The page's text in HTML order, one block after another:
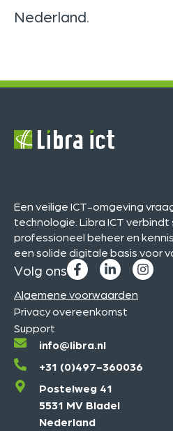
Nederland.
Een veilige ICT-omgeving
technologie. Libra ICT
professioneel beheer en
een solide digitale basis voor
Volg ons
Algemene voorwaarden
Privacy overeenkomst
Support
info@libra.nl
+31 (0)497-360036
Postelweg 41
5531 MV Bladel
Nederland